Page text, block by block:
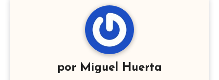
por Miguel Huerta